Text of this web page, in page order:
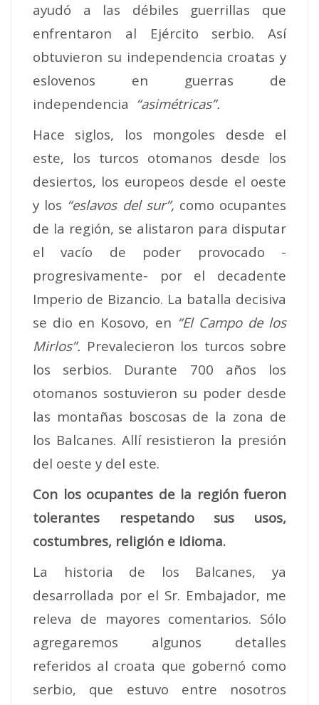
ayudó a las débiles guerrillas que
enfrentaron al Ejército serbio. Así
obtuvieron su independencia croatas y
eslovenos en guerras de
independencia “asimétricas”.
Hace siglos, los mongoles desde el
este, los turcos otomanos desde los
desiertos, los europeos desde el oeste
y los “eslavos del sur”, como ocupantes
de la región, se alistaron para disputar
el vacío de poder provocado -
progresivamente- por el decadente
Imperio de Bizancio. La batalla decisiva
se dio en Kosovo, en “El Campo de los
Mirlos”. Prevalecieron los turcos sobre
los serbios. Durante 700 años los
otomanos sostuvieron su poder desde
las montañas boscosas de la zona de
los Balcanes. Allí resistieron la presión
del oeste y del este.
Con los ocupantes de la región fueron
tolerantes respetando sus usos,
costumbres, religión e idioma.
La historia de los Balcanes, ya
desarrollada por el Sr. Embajador, me
releva de mayores comentarios. Sólo
agregaremos algunos detalles
referidos al croata que gobernó como
serbio, que estuvo entre nosotros